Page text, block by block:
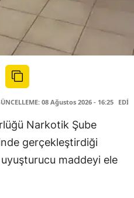
08 Ağustos 2026 - 16:25
Narkotik Şube
gerçekleştirdiği
maddeyi ele